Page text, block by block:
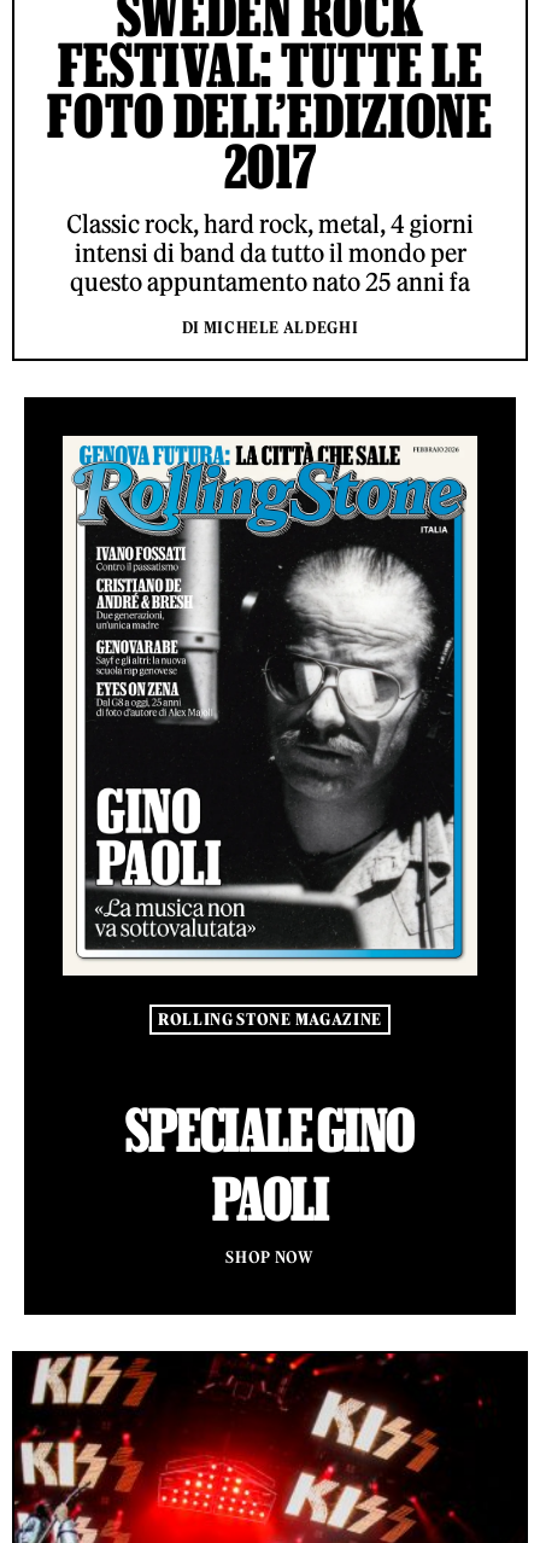
SWEDEN ROCK
FESTIVAL: TUTTE LE
FOTO DELL’EDIZIONE
2017
Classic rock, hard rock, metal, 4 giorni
intensi di band da tutto il mondo per
questo appuntamento nato 25 anni fa
DI MICHELE ALDEGHI
ROLLING STONE MAGAZINE
SPECIALE GINO
PAOLI
SHOP NOW